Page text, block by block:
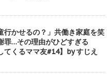
行かせるの？」共働き家庭を笑
罪…その理由がひどすぎる
てくるママ友#14】by すじえ